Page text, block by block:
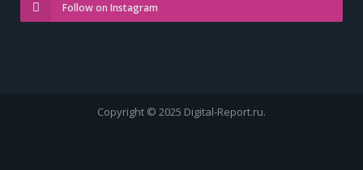
Follow on Instagram
Copyright © 2025 Digital-Report.ru.